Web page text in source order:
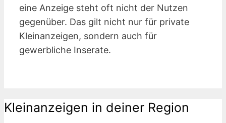
eine Anzeige steht oft nicht der Nutzen
gegenüber. Das gilt nicht nur für private
Kleinanzeigen, sondern auch für
gewerbliche Inserate.
Kleinanzeigen in deiner Region